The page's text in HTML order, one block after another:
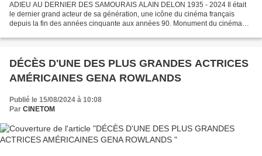
ADIEU AU DERNIER DES SAMOURAIS ALAIN DELON 1935 - 2024 Il était
le dernier grand acteur de sa génération, une icône du cinéma français
depuis la fin des années cinquante aux années 90. Monument du cinéma
DÉCÈS D'UNE DES PLUS GRANDES ACTRICES
AMÉRICAINES GENA ROWLANDS
Publié le 15/08/2024 à 10:08
Par CINETOM